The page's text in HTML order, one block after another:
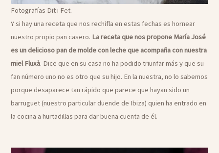
Fotografías Dit i Fet.
Y si hay una receta que nos rechifla en estas fechas es hornear
nuestro propio pan casero. La receta que nos propone María José
es un delicioso pan de molde con leche que acompaña con nuestra
miel Fluxà. Dice que en su casa no ha podido triunfar más y que su
fan número uno no es otro que su hijo. En la nuestra, no lo sabemos
porque desaparece tan rápido que parece que hayan sido un
barruguet (nuestro particular duende de Ibiza) quien ha entrado en
la cocina a hurtadillas para dar buena cuenta de él.